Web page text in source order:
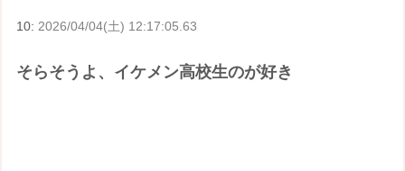
10: 2026/04/04(土) 12:17:05.63
そらそうよ、イケメン高校生のが好き